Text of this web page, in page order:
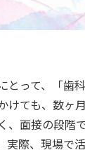
とって、「歯
けても、数ヶ
、面接の段階
実際、現場で